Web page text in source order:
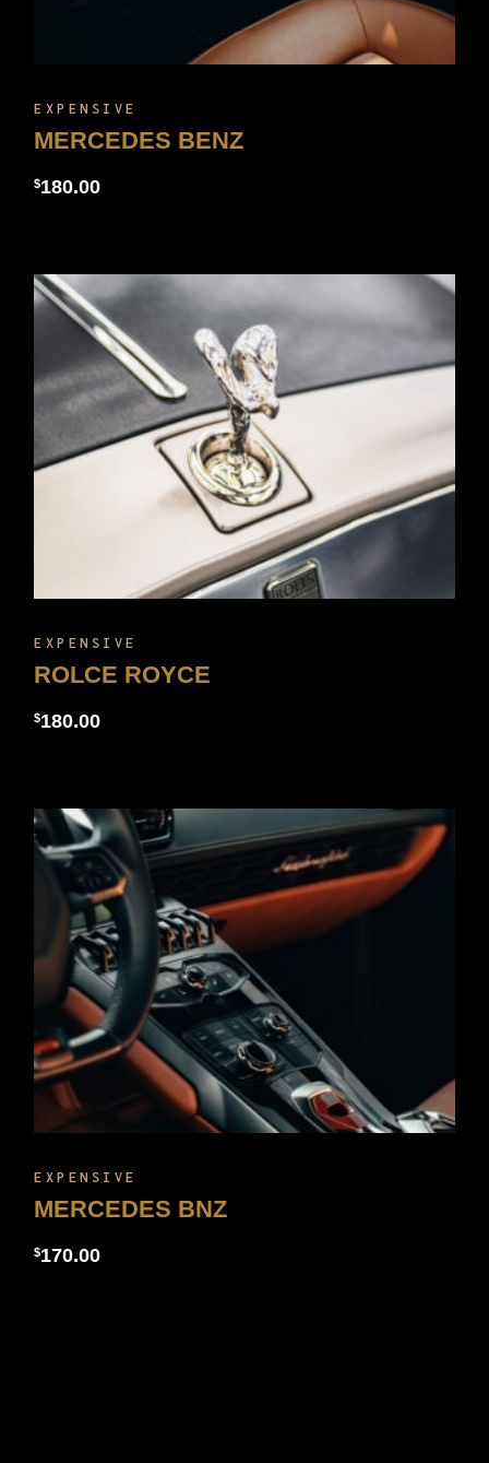
MERCEDES BENZ
$180.00
EXPENSIVE
ROLCE ROYCE
$180.00
EXPENSIVE
MERCEDES BNZ
$170.00
EXPENSIVE